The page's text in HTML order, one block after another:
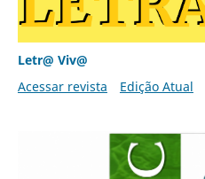
Letr@ Viv@
Acessar revista
Edição Atual